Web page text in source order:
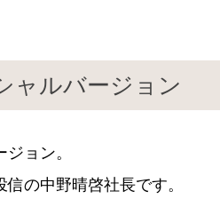
ャルバージョン
ョン。
の中野晴啓社長です。